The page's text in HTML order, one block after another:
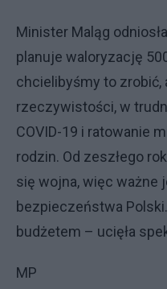
Minister Maląg
planuje waloryzację
chcielibyśmy to zrobić,
rzeczywistości, w
COVID-19 i ratowanie
rodzin. Od zeszłego
się wojna, więc ważne
bezpieczeństwa
budżetem – ucięła
MP